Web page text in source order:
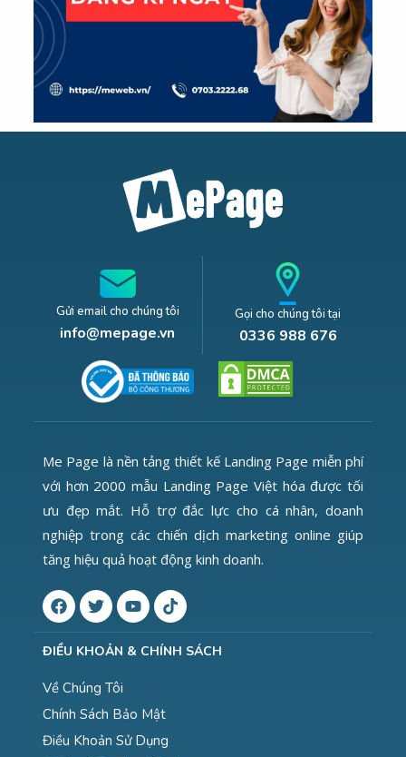
Gửi email cho chúng tôi
info@mepage.vn
Gọi cho chúng tôi tại
0336 988 676
Me Page là nền tảng thiết kế Landing Page miễn phí
với hơn 2000 mẫu Landing Page Việt hóa được tối
ưu đẹp mắt. Hỗ trợ đắc lực cho cá nhân, doanh
nghiệp trong các chiến dịch marketing online giúp
tăng hiệu quả hoạt động kinh doanh.
ĐIỀU KHOẢN & CHÍNH SÁCH
Về Chúng Tôi
Chính Sách Bảo Mật
Điều Khoản Sử Dụng